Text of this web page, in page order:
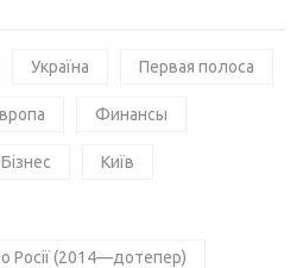
Україна Первая полоса
Финансы
Бізнес Київ
Росії (2014—дотепер)